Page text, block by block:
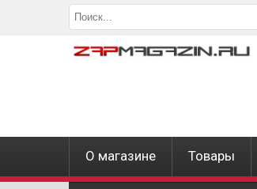
О магазине Товары